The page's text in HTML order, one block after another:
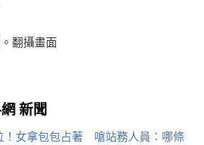
翻攝畫面
新聞
！女拿包包占著 嗆站務人員：哪條